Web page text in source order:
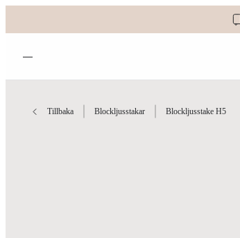
Öppna menyn
Tillbaka Blockljusstakar Blockljusstake H5